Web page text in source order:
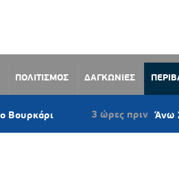
ΠΟΛΙΤΙΣΜΟΣ ΔΑΓΚΩΝΙΕΣ
3 ώρες πριν Άνω Σύρος: